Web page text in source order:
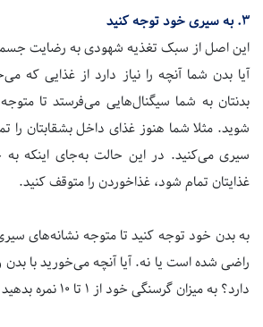
۳. به سیری خود توجه کنید
این اصل از سبک تغذیه شهودی به رضایت
آیا بدن شما آنچه را نیاز دارد از غذایی که
بدنتان به شما سیگنال‌هایی می‌فرستد تا
شوید. مثلا شما هنوز غذای داخل بشقابتان را
سیری می‌کنید. در این حالت به‌جای اینکه به
غذایتان تمام شود، غذاخوردن را متوقف کنید.
به بدن خود توجه کنید تا متوجه نشانه‌های
راضی شده است یا نه. آیا آنچه می‌خورید با
دارد؟ به میزان گرسنگی خود از۱تا ۱۰نمره